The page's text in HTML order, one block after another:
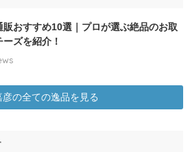
販おすすめ10選｜プロが選ぶ絶品のお取
ーズを紹介！
彦の全ての逸品を見る